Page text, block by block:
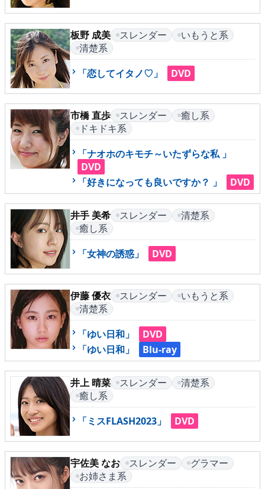
▶次回作
▶制作中
▶発売年月日
ご利用ガイド
▶更新情報
個人情報保護について
▶よくあるご質問
▶ 会社概要
▶お問い合わせフォーム
板野 成美 スレンダー
いもうと系
清楚系
「恋してイタノ♡」
DVD
市橋 直歩 スレンダー
癒し系
ドキドキ系
「ナオホのキモチ～いたずらな私 」
DVD
「好きになっても良いですか？ 」
DVD
井手 美希 スレンダー
清楚系
癒し系
「女神の誘惑」
DVD
伊藤 優衣 スレンダー
いもうと系
清楚系
「ゆい日和」
DVD
「ゆい日和」
Blu-ray
井上 晴菜 スレンダー
清楚系
癒し系
「ミスFLASH2023」
DVD
宇佐美 なお スレンダー
グラマー
お姉さま系